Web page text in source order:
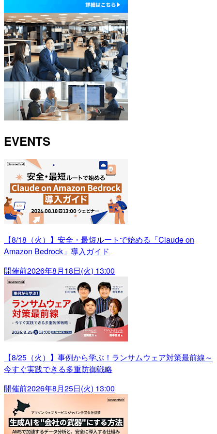
EVENTS
【8/18（火）】安全・最短ルートで始める「Claude on
Amazon Bedrock」導入ガイド
開催前2026年8月18日(火) 13:00
【8/25（火）】事例から学ぶ！ランサムウェア対策最前線～
今すぐ実践できる多重防御戦略
開催前2026年8月25日(火) 13:00